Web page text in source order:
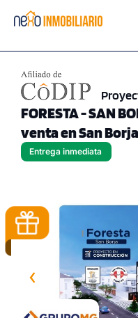
FORESTA - SAN
venta en San Borja
Entrega inmediata
‹